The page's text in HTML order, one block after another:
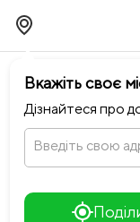
Вкажіть своє
Дізнайтеся про
Введіть свою
Тимчасово
chevron_leftПовернутися